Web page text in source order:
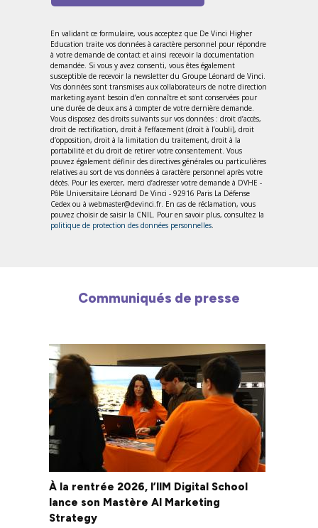
En validant ce formulaire, vous acceptez que De Vinci Higher
Education traite vos données à caractère personnel pour répondre
à votre demande de contact et ainsi recevoir la documentation
demandée. Si vous y avez consenti, vous êtes également
susceptible de recevoir la newsletter du Groupe Léonard de Vinci.
Vos données sont transmises aux collaborateurs de notre direction
marketing ayant besoin d’en connaître et sont conservées pour
une durée de deux ans à compter de votre dernière demande.
Vous disposez des droits suivants sur vos données : droit d’accès,
droit de rectification, droit à l’effacement (droit à l’oubli), droit
d’opposition, droit à la limitation du traitement, droit à la
portabilité et du droit de retirer votre consentement. Vous
pouvez également définir des directives générales ou particulières
relatives au sort de vos données à caractère personnel après votre
décès. Pour les exercer, merci d’adresser votre demande à DVHE -
Pôle Universitaire Léonard De Vinci - 92916 Paris La Défense
Cedex ou à webmaster@devinci.fr. En cas de réclamation, vous
pouvez choisir de saisir la CNIL. Pour en savoir plus, consultez la
politique de protection des données personnelles.
Communiqués de presse
À la rentrée 2026, l’IIM Digital School
lance son Mastère AI Marketing
Strategy